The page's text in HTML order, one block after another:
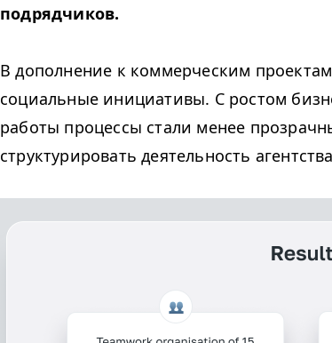
подрядчиков.
В дополнение к коммерческим
социальные инициативы. С ростом
работы процессы стали менее
структурировать деятельность